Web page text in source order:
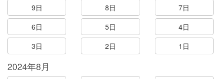
9日
8日
7日
6日
5日
4日
3日
2日 1日
2024年8月